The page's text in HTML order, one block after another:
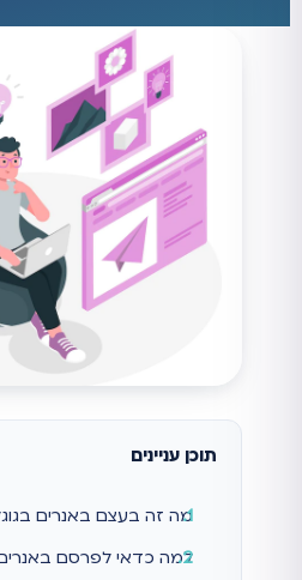
תוכן עניינים
מה זה בעצם באנרים
למה כדאי לפרסם באנרים